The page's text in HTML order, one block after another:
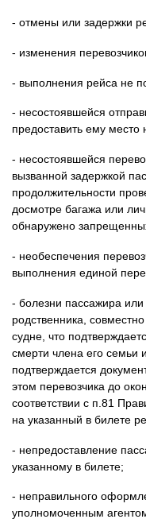
- отмены или задержки
- изменения
- выполнения рейса не
- несостоявшейся
предоставить ему место
- несостоявшейся
вызванной задержкой
продолжительности
досмотре багажа или
обнаружено
- необеспечения
выполнения единой
- болезни пассажира или
родственника,
судне, что
смерти члена его семьи
подтверждается
этом перевозчика до
соответствии с п.81
на указанный в билете
- непредоставление
указанному в билете;
- неправильного
уполномоченным